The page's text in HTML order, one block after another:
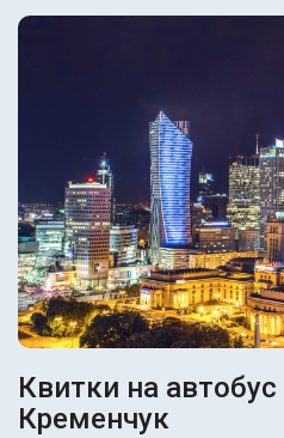
Квитки на
Кременчук